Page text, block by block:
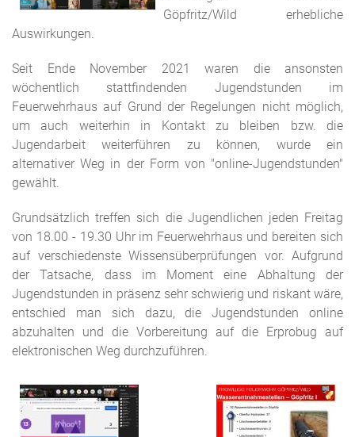
Göpfritz/Wild erhebliche
Auswirkungen.
Seit Ende November 2021 waren die ansonsten
wöchentlich stattfindenden Jugendstunden im
Feuerwehrhaus auf Grund der Regelungen nicht möglich,
um auch weiterhin in Kontakt zu bleiben bzw. die
Jugendarbeit weiterführen zu können, wurde ein
alternativer Weg in der Form von "online-Jugendstunden"
gewählt.
Grundsätzlich treffen sich die Jugendlichen jeden Freitag
von 18.00 - 19.30 Uhr im Feuerwehrhaus und bereiten sich
auf verschiedenste Wissensüberprüfungen vor. Aufgrund
der Tatsache, dass im Moment eine Abhaltung der
Jugendstunden in präsenz sehr schwierig und riskant wäre,
entschied man sich dazu, die Jugendstunden online
abzuhalten und die Vorbereitung auf die Erprobug auf
elektronischen Weg durchzuführen.